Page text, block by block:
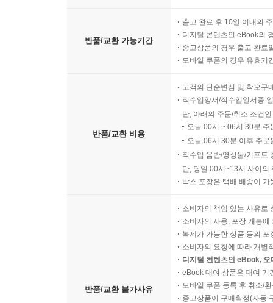
반품/교환 가능기간
출고 완료 후 10일 이내의
디지털 콘텐츠인 eBook의
중고상품의 경우 출고 완료
모바일 쿠폰의 경우 유효기
반품/교환 비용
고객의 단순변심 및 착오구
직수입양서/직수입일서중
단, 아래의 주문/취소 조건
오늘 00시 ~ 06시 30분
오늘 06시 30분 이후 주
직수입 음반/영상물/기프트
단, 당일 00시~13시 사이의
박스 포장은 택배 배송이
반품/교환 불가사유
소비자의 책임 있는 사유로
소비자의 사용, 포장 개봉
복제가 가능한 상품 등의
소비자의 요청에 따라 개별
디지털 컨텐츠인 eBook,
eBook 대여 상품은 대여 기
모바일 쿠폰 등록 후 취소/
중고상품이 구매확정(자동